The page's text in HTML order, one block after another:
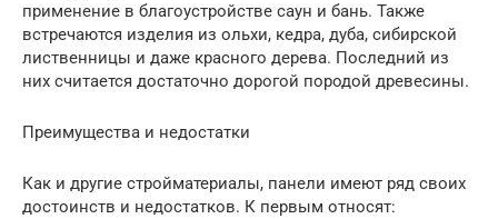
применение в благоустройстве саун и бань. Также
встречаются изделия из ольхи, кедра, дуба, сибирской
лиственницы и даже красного дерева. Последний из
них считается достаточно дорогой породой древесины.
Преимущества и недостатки
Как и другие стройматериалы, панели имеют ряд своих
достоинств и недостатков. К первым относят: